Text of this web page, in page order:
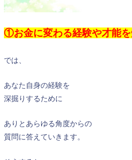
①お金に変わる経験や才能を
では、
あなた自身の経験を
深掘りするために
ありとあらゆる角度からの
質問に答えていきます。